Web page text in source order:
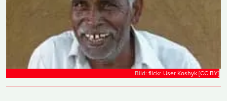
Bild: flickr-User Koshyk[CC BY]